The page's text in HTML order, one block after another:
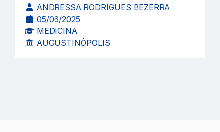
ANDRESSA RODRIGUES BEZERRA
05/06/2025
MEDICINA
AUGUSTINÓPOLIS